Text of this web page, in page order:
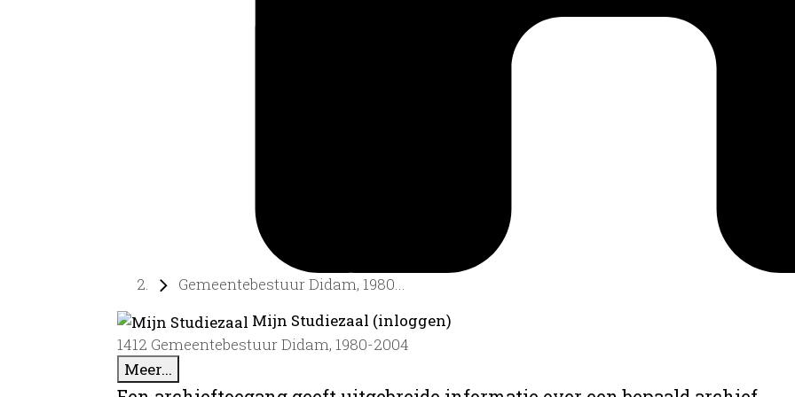
Gemeentebestuur Didam, 1980...
Mijn Studiezaal (inloggen)
1412 Gemeentebestuur Didam, 1980-2004
Meer...